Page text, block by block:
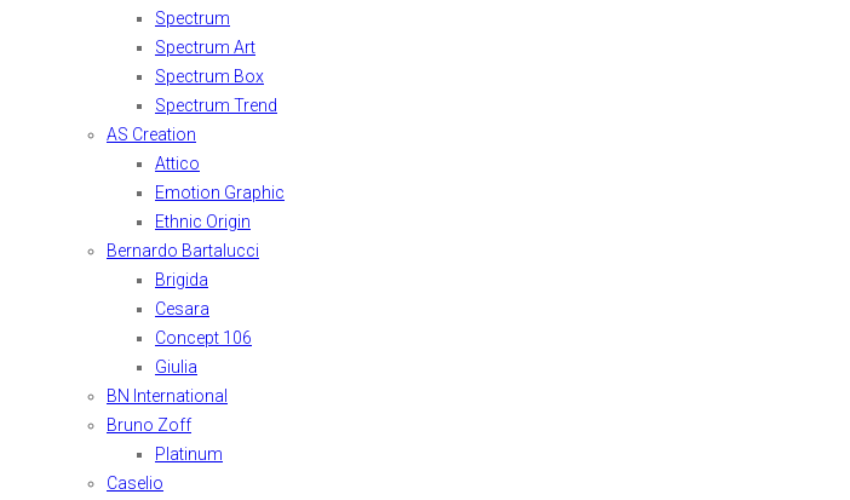
Spectrum
Spectrum Art
Spectrum Box
Spectrum Trend
AS Creation
Attico
Emotion Graphic
Ethnic Origin
Bernardo Bartalucci
Brigida
Cesara
Concept 106
Giulia
BN International
Bruno Zoff
Platinum
Caselio